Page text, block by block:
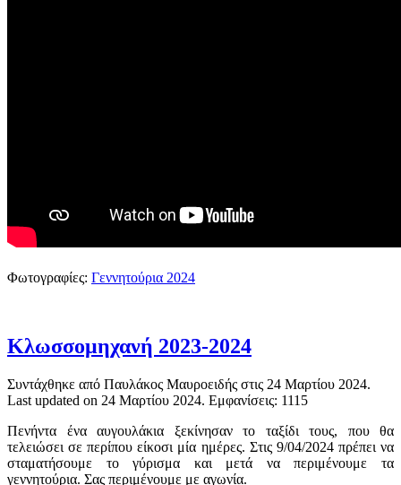
Φωτογραφίες: Γεννητούρια 2024
Κλωσσομηχανή 2023-2024
Συντάχθηκε από Παυλάκος Μαυροειδής στις 24 Μαρτίου 2024.
Last updated on 24 Μαρτίου 2024. Εμφανίσεις: 1115
Πενήντα ένα αυγουλάκια ξεκίνησαν το ταξίδι τους, που θα
τελειώσει σε περίπου είκοσι μία ημέρες. Στις 9/04/2024 πρέπει να
σταματήσουμε το γύρισμα και μετά να περιμένουμε τα
γεννητούρια. Σας περιμένουμε με αγωνία.